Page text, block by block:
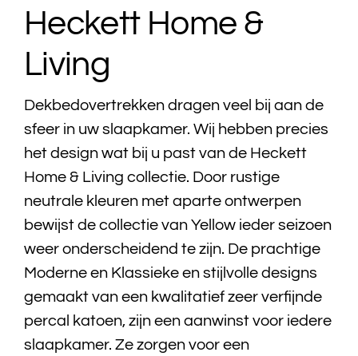
Bedtextiel
Acties
Over ons
Contact
Heckett Home &
Living
Dekbedovertrekken dragen veel bij aan de
sfeer in uw slaapkamer. Wij hebben precies
het design wat bij u past van de Heckett
Home & Living collectie. Door rustige
neutrale kleuren met aparte ontwerpen
bewijst de collectie van Yellow ieder seizoen
weer onderscheidend te zijn. De prachtige
Moderne en Klassieke en stijlvolle designs
gemaakt van een kwalitatief zeer verfijnde
percal katoen, zijn een aanwinst voor iedere
slaapkamer. Ze zorgen voor een